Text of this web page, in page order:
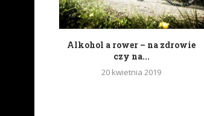
Alkohol a rower – na zdrowie
czy na...
20 kwietnia 2019